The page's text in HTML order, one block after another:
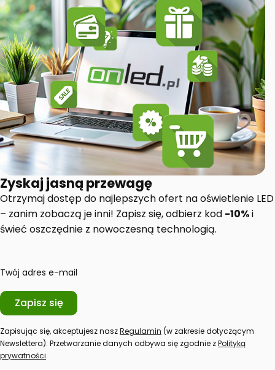
Zyskaj jasną przewagę
Otrzymaj dostęp do najlepszych ofert na oświetlenie LED
– zanim zobaczą je inni! Zapisz się, odbierz kod -10%i
świeć oszczędnie z nowoczesną technologią.
Twój adres e-mail
Zapisz się
Zapisując się, akceptujesz naszRegulamin (w zakresie dotyczącym
Newslettera). Przetwarzanie danych odbywa się zgodnie zPolityką
prywatności.